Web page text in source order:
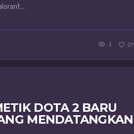
3 27
DOTA 2 BARU
MENDATANGKAN